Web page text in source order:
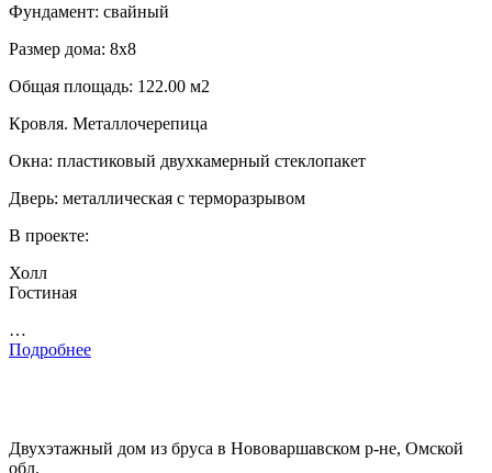
Фундамент: свайный
Размер дома: 8х8
Общая площадь: 122.00 м2
Кровля. Металлочерепица
Окна: пластиковый двухкамерный стеклопакет
Дверь: металлическая с терморазрывом
В проекте:
Холл
Гостиная
…
Подробнее
Двухэтажный дом из бруса в Нововаршавском р-не, Омской
обл.